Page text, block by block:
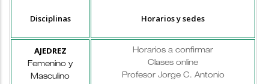
Disciplinas Horarios y sedes
AJEDREZ
Femenino y
Masculino
Horarios a confirmar
Clases online
Profesor Jorge C. Antonio